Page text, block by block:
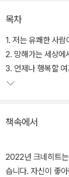
이를 위해 '유쾌함'
대중문화를 넘나들
조언을 건넨다. 이
아가고자 하는 모든
목차
1. 저는 유쾌한 사
2. 망해가는 세상에
3. 언제나 행복할
책속에서
2022년 크네히트
습니다. 자신이 좋